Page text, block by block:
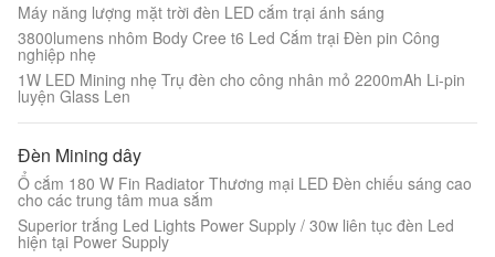
Máy năng lượng mặt trời đèn LED cắm trại ánh sáng
3800lumens nhôm Body Cree t6 Led Cắm trại Đèn pin Công
nghiệp nhẹ
1W LED Mining nhẹ Trụ đèn cho công nhân mỏ 2200mAh Li-pin
luyện Glass Len
Đèn Mining dây
Ổ cắm 180 W Fin Radiator Thương mại LED Đèn chiếu sáng cao
cho các trung tâm mua sắm
Superior trắng Led Lights Power Supply / 30w liên tục đèn Led
hiện tại Power Supply